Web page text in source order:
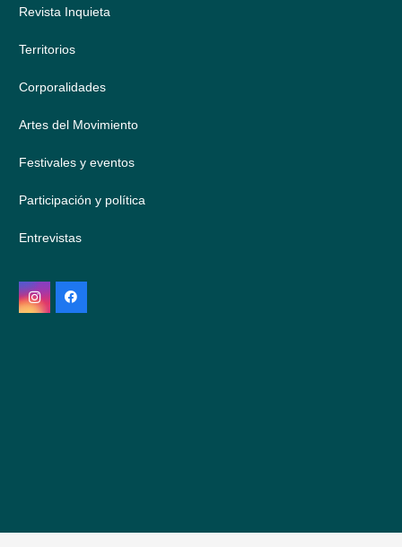
Revista Inquieta
Territorios
Corporalidades
Artes del Movimiento
Festivales y eventos
Participación y política
Entrevistas